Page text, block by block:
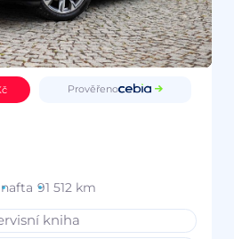
Prověřeno
nafta 91 512 km
kniha